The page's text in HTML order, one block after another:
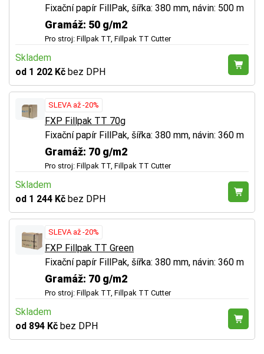
Fixační papír FillPak, šířka: 380 mm, návin: 500 m
Gramáž: 50 g/m2
Pro stroj: Fillpak TT, Fillpak TT Cutter
Skladem
od 1 202 Kč bez DPH
SLEVA až -20%
FXP Fillpak TT 70g
Fixační papír FillPak, šířka: 380 mm, návin: 360 m
Gramáž: 70 g/m2
Pro stroj: Fillpak TT, Fillpak TT Cutter
Skladem
od 1 244 Kč bez DPH
SLEVA až -20%
FXP Fillpak TT Green
Fixační papír FillPak, šířka: 380 mm, návin: 360 m
Gramáž: 70 g/m2
Pro stroj: Fillpak TT, Fillpak TT Cutter
Skladem
od 894 Kč bez DPH